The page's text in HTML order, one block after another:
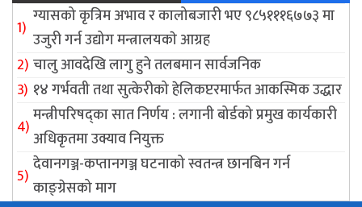
ग्यासको कृत्रिम अभाव र कालोबजारी भए ९८५१११६७७३ मा
उजुरी गर्न उद्योग मन्त्रालयकाे आग्रह
चालु आवदेखि लागु हुने तलबमान सार्वजनिक
१४ गर्भवती तथा सुत्केरीको हेलिकप्टरमार्फत आकस्मिक उद्धार
मन्त्रीपरिषद्का सात निर्णय : लगानी बोर्डको प्रमुख कार्यकारी
अधिकृतमा उक्याव नियुक्त
देवानगञ्ज-कप्तानगञ्ज घटनाको स्वतन्त्र छानबिन गर्न
काङ्ग्रेसको माग